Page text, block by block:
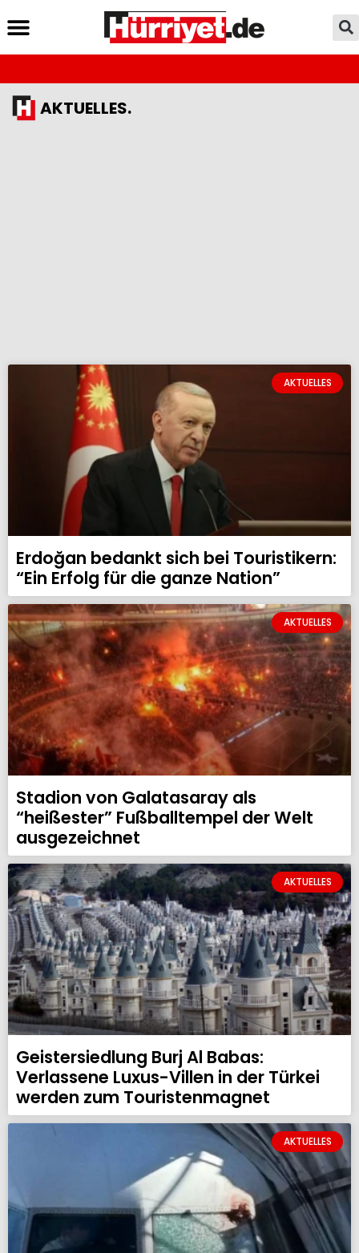
AKTUELLES.
AKTUELLES
Erdoğan bedankt sich bei Touristikern:
“Ein Erfolg für die ganze Nation”
AKTUELLES
Stadion von Galatasaray als
“heißester” Fußballtempel der Welt
ausgezeichnet
AKTUELLES
Geistersiedlung Burj Al Babas:
Verlassene Luxus-Villen in der Türkei
werden zum Touristenmagnet
AKTUELLES